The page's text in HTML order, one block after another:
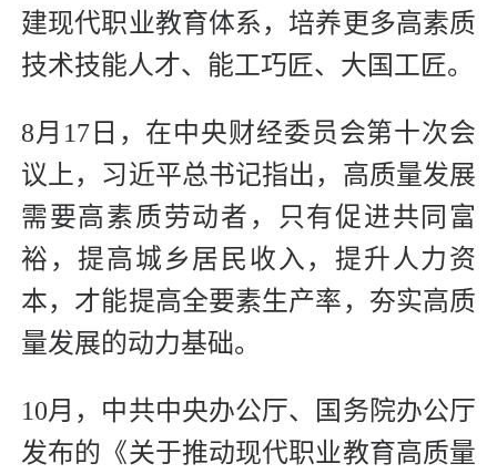
建现代职业教育体系，培养更多高素质
技术技能人才、能工巧匠、大国工匠。
8月17日，在中央财经委员会第十次会
议上，习近平总书记指出，高质量发展
需要高素质劳动者，只有促进共同富
裕，提高城乡居民收入，提升人力资
本，才能提高全要素生产率，夯实高质
量发展的动力基础。
10月，中共中央办公厅、国务院办公厅
发布的《关于推动现代职业教育高质量